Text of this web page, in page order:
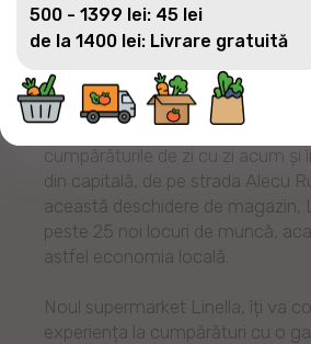
Pentru a fi mult mai aproape de
surpinde mereu cu ceva nou și
magazine Linella îți urează bun
cumpărăturile de zi cu zi acum și
din capitală, de pe strada Alecu
această deschidere de magazin,
peste 25 noi locuri de muncă,
astfel economia locală.
Noul supermarket Linella, îți va
experiența la cumpărături cu o
500 - 1399 lei: 45 lei
de la 1400 lei: Livrare gratuită